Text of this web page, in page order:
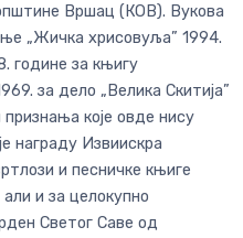
Вршац (КОВ). Вукова
„Жичка хрисовуља” 1994.
године за књигу
за дело „Велика Скитија”
признања које овде нису
награду Извиискра
и песничке књиге
и за целокупно
Светог Саве од